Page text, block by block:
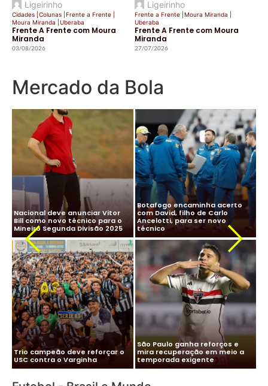
Ligeirinho
Cidades Colunas Frente a Frente
Moura Miranda
Uberaba
Frente A Frente com Moura
Miranda
03/08/2026
Ligeirinho
Frente a Frente Moura Miranda
Uberaba
Frente A Frente com Moura
Miranda
27/07/2026
Mercado da Bola
CBF desiste de Ancelotti:
salário milionário na Arábia e
impasse com Real Madrid
travam negociação
Ancelotti diz “sim” à Seleção
Brasileira e CBF finaliza
detalhes para oficializar
acordo
Cléber Xavier é o novo técnico
do Santos
Vitor Roque chega ao Brasil e
Palmeiras monta esquema
para evitar exposição